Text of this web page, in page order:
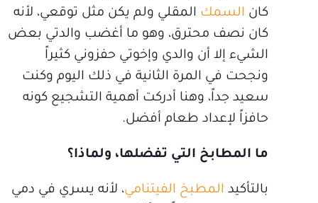
كان السمك المقلي ولم يكن مثل توقعي، لأنه
كان نصف محترق، وهو ما أغضب والدتي بعض
الشيء إلا أن والدي وإخوتي حفزوني كثيراً
ونجحت في المرة الثانية في ذلك اليوم وكنت
سعيد جداً، وهنا أدركت أهمية التشجيع كونه
حافزاً لإعداد طعام أفضل.
ما المطابخ التي تفضلها، ولماذا؟
بالتأكيد المطبخ الفيتنامي، لأنه يسري في دمي